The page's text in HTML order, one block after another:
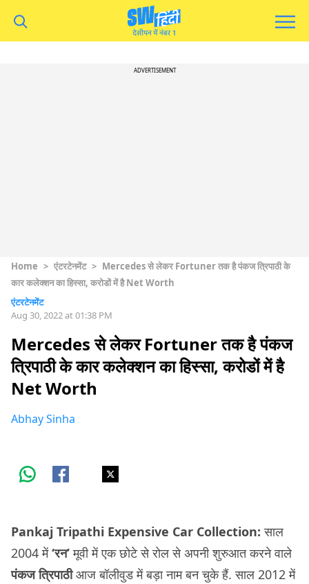
ADVERTISEMENT
Home > एंटरटेनमेंट > Mercedes से लेकर Fortuner तक है पंकज त्रिपाठी के
कार कलेक्शन का हिस्सा, करोडों में है Net Worth
एंटरटेनमेंट
Aug 30, 2022 at 01:38 PM
Mercedes से लेकर Fortuner तक है पंकज
त्रिपाठी के कार कलेक्शन का हिस्सा, करोडों में है
Net Worth
Abhay Sinha
Pankaj Tripathi Expensive Car Collection: साल
2004 में‘रन’मूवी में एक छोटे से रोल से अपनी शुरुआत करने वाले
पंकज त्रिपाठीआज बॉलीवुड में बड़ा नाम बन चुके हैं. साल 2012 में